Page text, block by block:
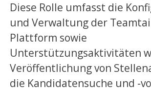
Diese Rolle umfasst die
und Verwaltung der
Plattform sowie
Unterstützungsaktivitäten
Veröffentlichung von
die Kandidatensuche und -